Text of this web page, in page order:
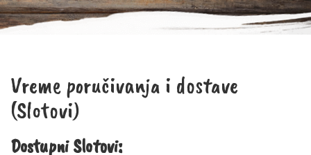
Vreme poručivanja i dostave
(Slotovi)
Dostupni Slotovi: